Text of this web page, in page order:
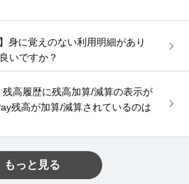
身に覚えのない利用明細があり
いですか？
残高履歴に残高加算/減算の表示が
残高が加算/減算されているのは
もっと見る